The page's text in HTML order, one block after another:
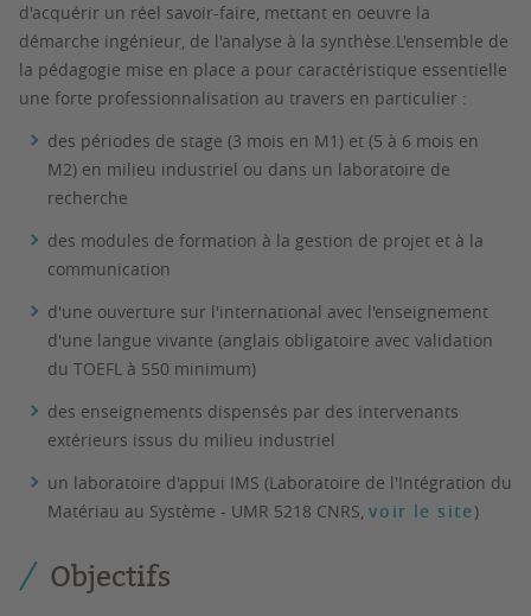
d'acquérir un réel savoir-faire, mettant en oeuvre la
démarche ingénieur, de l'analyse à la synthèse.L'ensemble de
la pédagogie mise en place a pour caractéristique essentielle
une forte professionnalisation au travers en particulier :
des périodes de stage (3 mois en M1) et (5 à 6 mois en
M2) en milieu industriel ou dans un laboratoire de
recherche
des modules de formation à la gestion de projet et à la
communication
d'une ouverture sur l'international avec l'enseignement
d'une langue vivante (anglais obligatoire avec validation
du TOEFL à 550 minimum)
des enseignements dispensés par des intervenants
extérieurs issus du milieu industriel
un laboratoire d'appui IMS (Laboratoire de l'Intégration du
Matériau au Système - UMR 5218 CNRS, voir le site)
Objectifs